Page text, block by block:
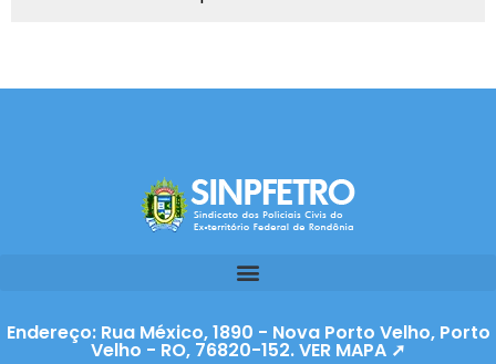
Endereço: Rua México, 1890 - Nova Porto Velho, Porto
Velho - RO, 76820-152. VER MAPA ➚